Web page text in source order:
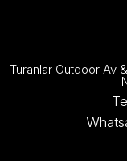
Turanlar Outdoor Av